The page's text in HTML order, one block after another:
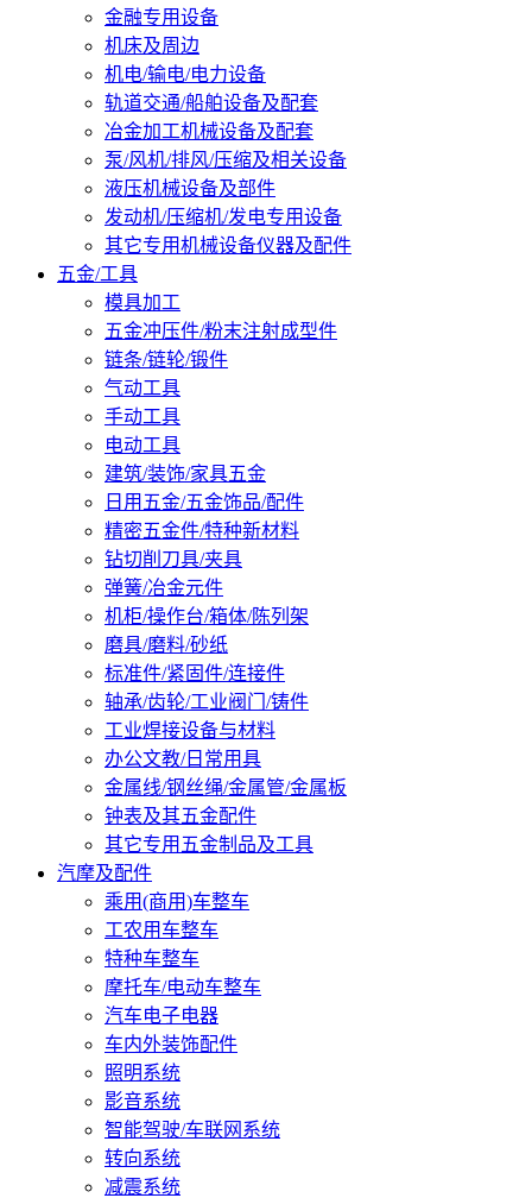
金融专用设备
机床及周边
机电/输电/电力设备
轨道交通/船舶设备及配套
冶金加工机械设备及配套
泵/风机/排风/压缩及相关设备
液压机械设备及部件
发动机/压缩机/发电专用设备
其它专用机械设备仪器及配件
五金/工具
模具加工
五金冲压件/粉末注射成型件
链条/链轮/锻件
气动工具
手动工具
电动工具
建筑/装饰/家具五金
日用五金/五金饰品/配件
精密五金件/特种新材料
钻切削刀具/夹具
弹簧/冶金元件
机柜/操作台/箱体/陈列架
磨具/磨料/砂纸
标准件/紧固件/连接件
轴承/齿轮/工业阀门/铸件
工业焊接设备与材料
办公文教/日常用具
金属线/钢丝绳/金属管/金属板
钟表及其五金配件
其它专用五金制品及工具
汽摩及配件
乘用(商用)车整车
工农用车整车
特种车整车
摩托车/电动车整车
汽车电子电器
车内外装饰配件
照明系统
影音系统
智能驾驶/车联网系统
转向系统
减震系统